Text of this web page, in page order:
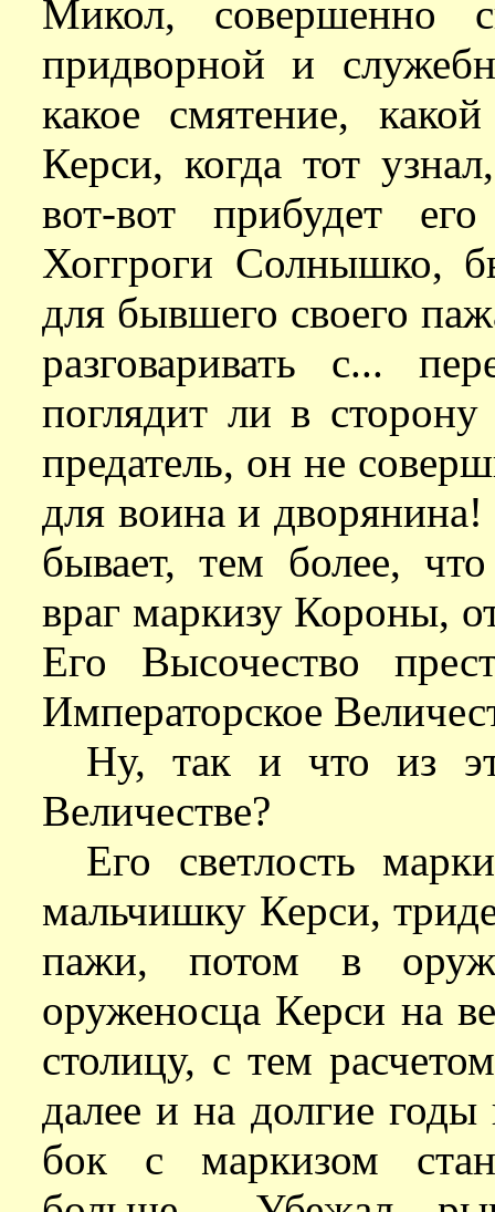
Микол, совершенно
придворной и
какое смятение,
Керси, когда тот
вот-вот прибудет
Хоггроги Солнышко,
для бывшего своего
разговаривать с...
поглядит ли в
предатель, он не
для воина и
бывает, тем более,
враг маркизу Короны,
Его Высочество
Императорское
Ну, так и что из
Величестве?
Его светлость
мальчишку Керси,
пажи, потом в
оруженосца Керси на
столицу, с тем
далее и на долгие
бок с маркизом